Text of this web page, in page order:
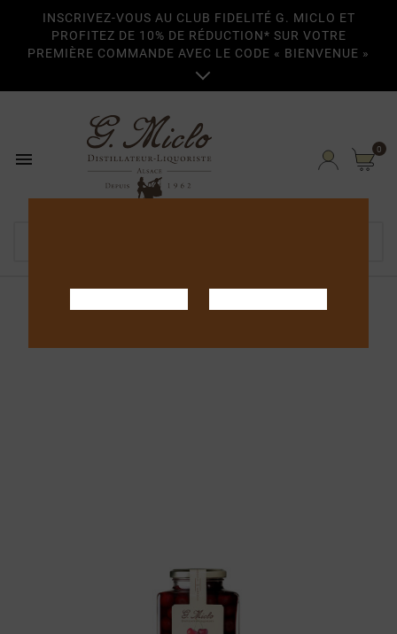

INSCRIVEZ-VOUS AU CLUB FIDELITÉ G. MICLO ET
PROFITEZ DE 10% DE RÉDUCTION* SUR VOTRE
PREMIÈRE COMMANDE AVEC LE CODE « BIENVENUE »
 0